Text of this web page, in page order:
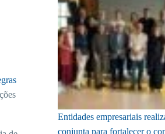
Entidades empresariais
conjunta para fortalecer o